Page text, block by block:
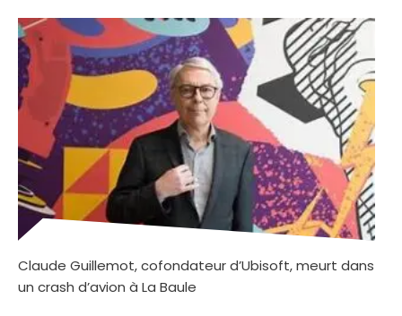
Claude Guillemot, cofondateur d’Ubisoft, meurt dans
un crash d’avion à La Baule